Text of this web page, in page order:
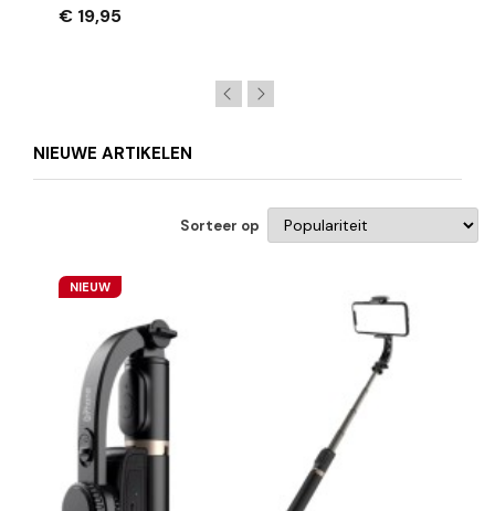
Lichtgewicht
€ 19,95
NIEUWE ARTIKELEN
Sorteer op
NIEUW